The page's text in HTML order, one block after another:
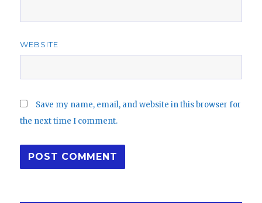
WEBSITE
Save my name, email, and website in this browser for
the next time I comment.